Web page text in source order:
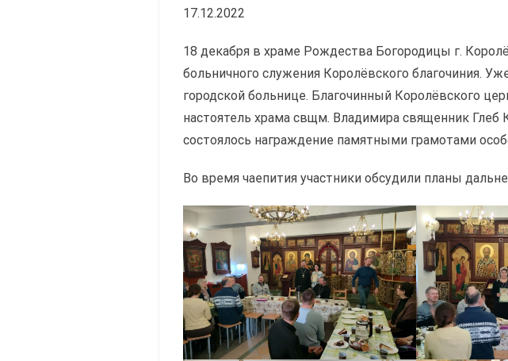
17.12.2022
18 декабря в храме Рождества Богородицы г.
больничного служения Королёвского благочиния.
городской больнице. Благочинный Королёвского
настоятель храма свщм. Владимира священник
состоялось награждение памятными грамотами
Во время чаепития участники обсудили планы